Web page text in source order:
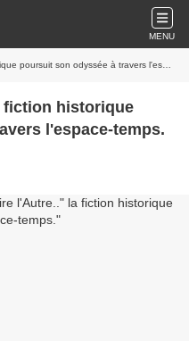
MENU
son odyssée à travers l'espace-temps.
fiction historique
l'espace-temps.